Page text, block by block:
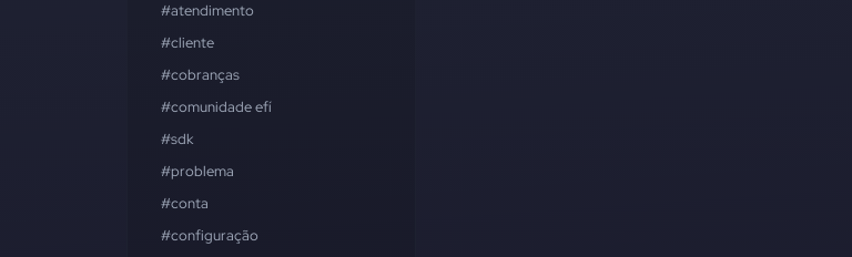
#atendimento
#cliente
#cobranças
#comunidade efí
#sdk
#problema
#conta
#configuração